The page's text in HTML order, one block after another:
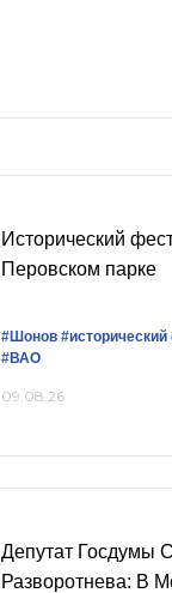
Исторический
Перовском парке
#Шонов
#ВАО
09.08.26
Депутат Госдумы
Разворотнева: В